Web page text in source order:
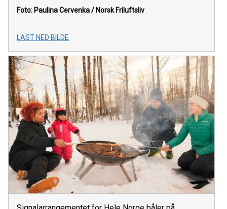
Foto: Paulina Cervenka / Norsk Friluftsliv
LAST NED BILDE